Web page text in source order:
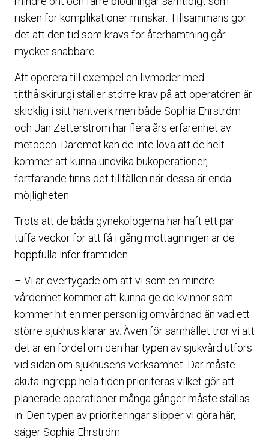
risken för komplikationer minskar. Tillsammans gör
det att den tid som krävs för återhämtning går
mycket snabbare.
Att operera till exempel en livmoder med
titthålskirurgi ställer större krav på att operatören är
skicklig i sitt hantverk men både Sophia Ehrström
och Jan Zetterström har flera års erfarenhet av
metoden. Däremot kan de inte lova att de helt
kommer att kunna undvika bukoperationer,
fortfarande finns det tillfällen när dessa är enda
möjligheten.
Trots att de båda gynekologerna har haft ett par
tuffa veckor för att få i gång mottagningen är de
hoppfulla inför framtiden.
– Vi är övertygade om att vi som en mindre
vårdenhet kommer att kunna ge de kvinnor som
kommer hit en mer personlig omvårdnad än vad ett
större sjukhus klarar av. Även för samhället tror vi att
det är en fördel om den här typen av sjukvård utförs
vid sidan om sjukhusens verksamhet. Där måste
akuta ingrepp hela tiden prioriteras vilket gör att
planerade operationer många gånger måste ställas
in. Den typen av prioriteringar slipper vi göra här,
säger Sophia Ehrström.